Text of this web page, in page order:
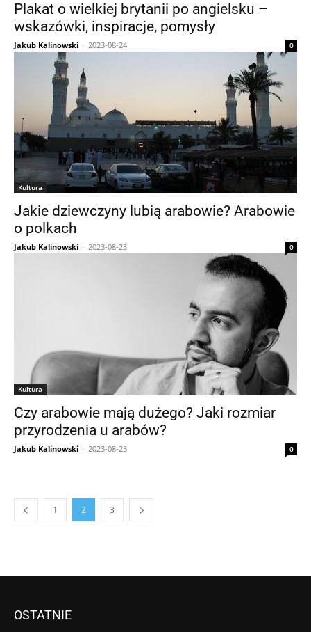
Plakat o wielkiej brytanii po angielsku –
wskazówki, inspiracje, pomysły
Jakub Kalinowski - 2023-08-24 0
Kultura
Jakie dziewczyny lubią arabowie? Arabowie
o polkach
Jakub Kalinowski - 2023-08-23 0
Kultura
Czy arabowie mają dużego? Jaki rozmiar
przyrodzenia u arabów?
Jakub Kalinowski - 2023-08-23 0
1 2 3
OSTATNIE